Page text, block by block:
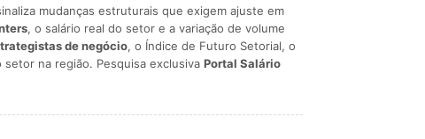
mudanças estruturais que exigem ajuste em
, o salário real do setor e a variação de volume
de negócio, o Índice de Futuro Setorial, o
na região. Pesquisa exclusiva Portal Salário